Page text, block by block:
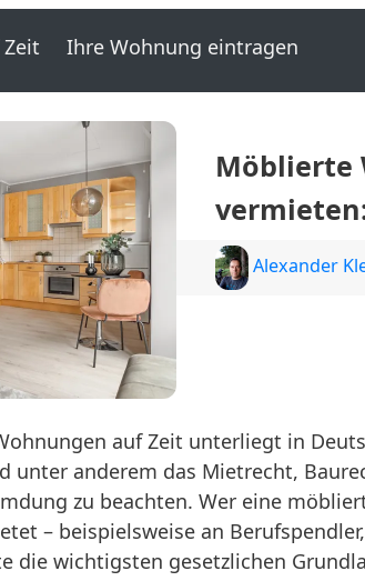
Ihre Wohnung eintragen
Möblierte
Alexander
auf Zeit unterliegt in
unter anderem das Mietrecht,
zu beachten. Wer eine
– beispielsweise an
die wichtigsten gesetzlichen